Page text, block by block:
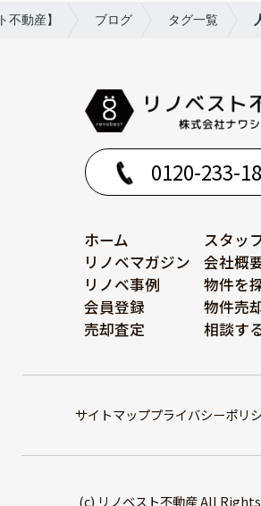
動産】 ブログ タグ一覧
0120-233-
ホーム
スタッ
リノベマガジン
会社概
リノベ事例
物件を
会員登録
物件売
売却査定
相談す
サイトマッププライバシーポリ
(c) リノベスト不動産 All